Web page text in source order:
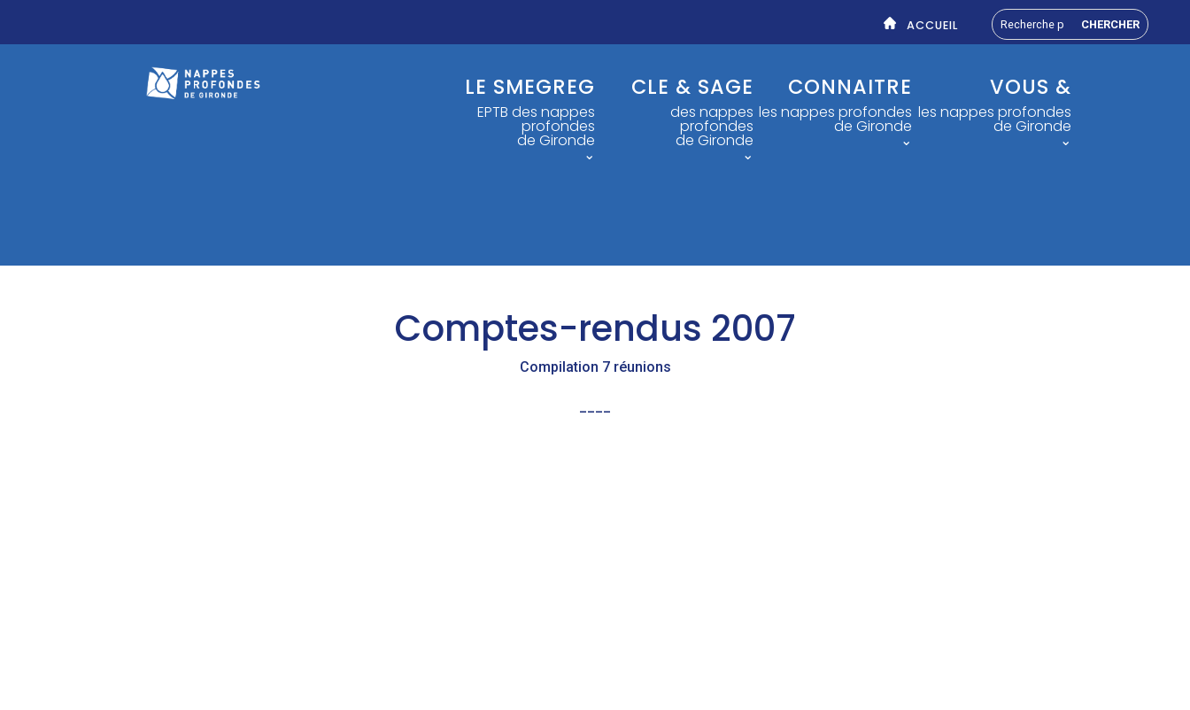
ACCUEIL
LE SMEGREG
EPTB des nappes
profondes
de Gironde
⌄
CLE & SAGE
des nappes
profondes
de Gironde
⌄
CONNAITRE
les nappes profondes
de Gironde
⌄
VOUS &
les nappes profondes
de Gironde
⌄
Comptes-rendus 2007
Compilation 7 réunions